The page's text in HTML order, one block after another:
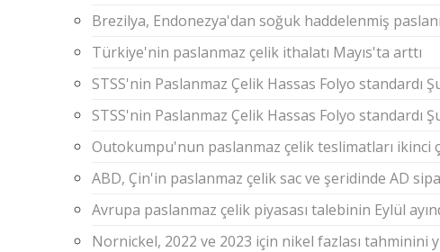
Brezilya, Endonezya'dan soğuk haddelenmiş
Türkiye'nin paslanmaz çelik ithalatı Mayıs'ta arttı
STSS'nin Paslanmaz Çelik Hassas Folyo standardı
STSS'nin Paslanmaz Çelik Hassas Folyo standardı
Outokumpu'nun paslanmaz çelik teslimatları ikinci
ABD, Çin'in paslanmaz çelik sac ve şeridinde AD
Avrupa paslanmaz çelik piyasası talebinin Eylül
Nornickel, 2022 ve 2023 için nikel fazlası tahminini